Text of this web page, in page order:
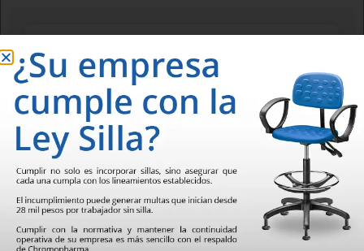
Asiento de poliuretano rígido tipo piel integral.